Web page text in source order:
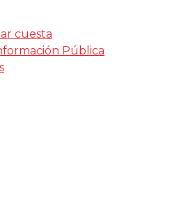
cuesta
Pública